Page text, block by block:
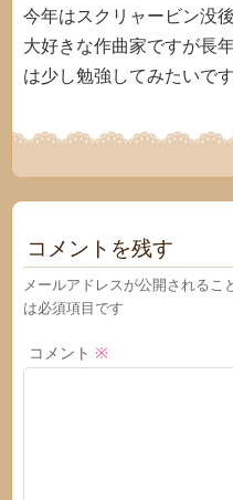
今年はスクリャービン没後
大好きな作曲家ですが長
は少し勉強してみたいです
コメントを残す
メールアドレスが公開されるこ
は必須項目です
コメント ※